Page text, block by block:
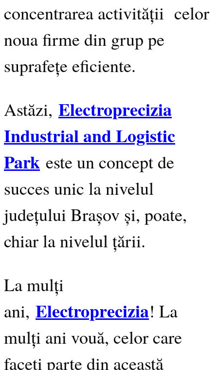
concentrarea activității celor
noua firme din grup pe
suprafețe eficiente.
Astăzi, Electroprecizia
Industrial and Logistic
Park este un concept de
succes unic la nivelul
județului Brașov și, poate,
chiar la nivelul țării.
La mulți
ani, Electroprecizia! La
mulți ani vouă, celor care
faceți parte din această